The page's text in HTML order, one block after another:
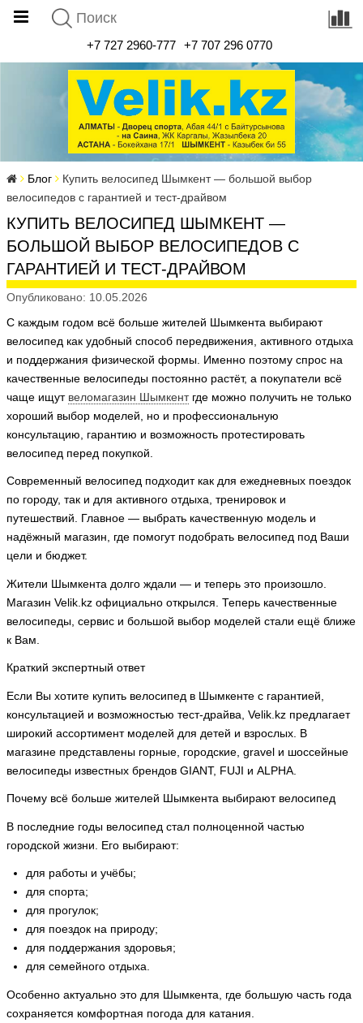
+7 727 2960-777 +7 707 296 0770
Блог
Купить велосипед Шымкент — большой выбор
велосипедов с гарантией и тест-драйвом
КУПИТЬ ВЕЛОСИПЕД ШЫМКЕНТ —
БОЛЬШОЙ ВЫБОР ВЕЛОСИПЕДОВ С
ГАРАНТИЕЙ И ТЕСТ-ДРАЙВОМ
Опубликовано: 10.05.2026
С каждым годом всё больше жителей Шымкента выбирают
велосипед как удобный способ передвижения, активного отдыха
и поддержания физической формы. Именно поэтому спрос на
качественные велосипеды постоянно растёт, а покупатели всё
чаще ищут веломагазин Шымкентгде можно получить не только
хороший выбор моделей, но и профессиональную
консультацию, гарантию и возможность протестировать
велосипед перед покупкой.
Современный велосипед подходит как для ежедневных поездок
по городу, так и для активного отдыха, тренировок и
путешествий. Главное — выбрать качественную модель и
надёжный магазин, где помогут подобрать велосипед под Ваши
цели и бюджет.
Жители Шымкента долго ждали — и теперь это произошло.
Магазин Velik.kz официально открылся. Теперь качественные
велосипеды, сервис и большой выбор моделей стали ещё ближе
к Вам.
Краткий экспертный ответ
Если Вы хотите купить велосипед в Шымкенте с гарантией,
консультацией и возможностью тест-драйва, Velik.kz предлагает
широкий ассортимент моделей для детей и взрослых. В
магазине представлены горные, городские, gravel и шоссейные
велосипеды известных брендов GIANT, FUJI и ALPHA.
Почему всё больше жителей Шымкента выбирают велосипед
В последние годы велосипед стал полноценной частью
городской жизни. Его выбирают:
для работы и учёбы;
для спорта;
для прогулок;
для поездок на природу;
для поддержания здоровья;
для семейного отдыха.
Особенно актуально это для Шымкента, где большую часть года
сохраняется комфортная погода для катания.